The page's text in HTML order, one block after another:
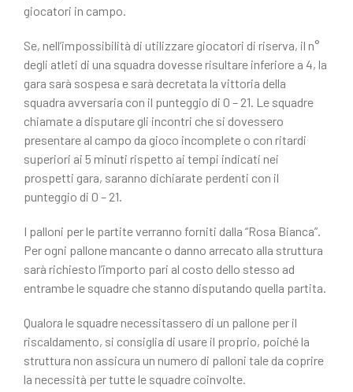
giocatori in campo.
Se, nell’impossibilità di utilizzare giocatori di riserva, il n°
degli atleti di una squadra dovesse risultare inferiore a 4, la
gara sarà sospesa e sarà decretata la vittoria della
squadra avversaria con il punteggio di 0 – 21. Le squadre
chiamate a disputare gli incontri che si dovessero
presentare al campo da gioco incomplete o con ritardi
superiori ai 5 minuti rispetto ai tempi indicati nei
prospetti gara, saranno dichiarate perdenti con il
punteggio di 0 – 21.
I palloni per le partite verranno forniti dalla “Rosa Bianca”.
Per ogni pallone mancante o danno arrecato alla struttura
sarà richiesto l’importo pari al costo dello stesso ad
entrambe le squadre che stanno disputando quella partita.
Qualora le squadre necessitassero di un pallone per il
riscaldamento, si consiglia di usare il proprio, poiché la
struttura non assicura un numero di palloni tale da coprire
la necessità per tutte le squadre coinvolte.